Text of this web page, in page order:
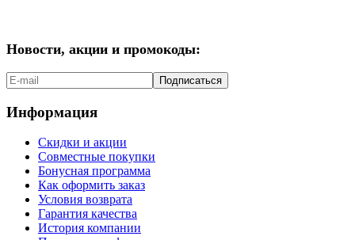
Новости, акции и промокоды:
Подписаться
Информация
Скидки и акции
Совместные покупки
Бонусная программа
Как оформить заказ
Условия возврата
Гарантия качества
История компании